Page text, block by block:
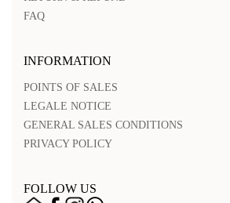
FAQ
INFORMATION
POINTS OF SALES
LEGALE NOTICE
GENERAL SALES CONDITIONS
PRIVACY POLICY
FOLLOW US